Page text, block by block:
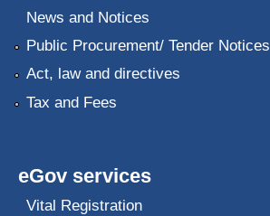
News and Notices
Public Procurement/ Tender Notices
Act, law and directives
Tax and Fees
eGov services
Vital Registration